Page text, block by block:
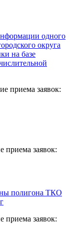
одного
округа
на базе
приема заявок:
приема заявок:
полигона ТКО
приема заявок: